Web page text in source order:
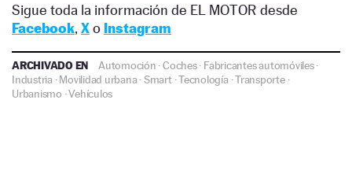
Sigue toda la información de EL MOTOR desde
Facebook, Xo Instagram
ARCHIVADO EN Automoción ·Coches· Fabricantes automóviles·
Industria·Movilidad urbana·Smart·Tecnología·Transporte·
Urbanismo ·Vehículos